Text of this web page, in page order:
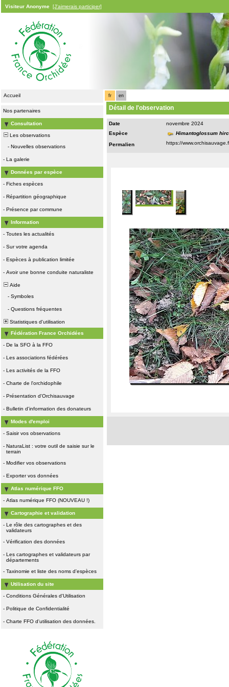
Visiteur Anonyme [J'aimerais participer]
Accueil
Nos partenaires
Consultation
Les observations
- Nouvelles observations
- La galerie
Données par espèce
- Fiches espèces
- Répartition géographique
- Présence par commune
Information
- Toutes les actualités
- Sur votre agenda
- Espèces à publication limitée
- Avoir une bonne conduite naturaliste
Aide
- Symboles
- Questions fréquentes
Statistiques d'utilisation
Fédération France Orchidées
- De la SFO à la FFO
- Les associations fédérées
- Les activités de la FFO
- Charte de l'orchidophile
- Présentation d'Orchisauvage
- Bulletin d'information des donateurs
Modes d'emploi
- Saisir vos observations
- NaturaList : votre outil de saisie sur le
terrain
- Modifier vos observations
- Exporter vos données
Atlas numérique FFO
- Atlas numérique FFO (NOUVEAU !)
Cartographie et validation
- Le rôle des cartographes et des
validateurs
- Vérification des données
- Les cartographes et validateurs par
départements
- Taxinomie et liste des noms d'espèces
Utilisation du site
- Conditions Générales d'Utilisation
- Politique de Confidentialité
- Charte FFO d'utilisation des données.
fr en
Détail de l'observation
Date
novembre 2024
Espèce
Himantoglossum
Permalien